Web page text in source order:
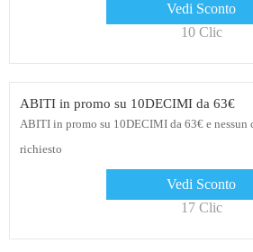
Vedi Sconto
10 Clic
ABITI in promo su 10DECIMI da 63€
ABITI in promo su 10DECIMI da 63€ e
richiesto
Vedi Sconto
17 Clic